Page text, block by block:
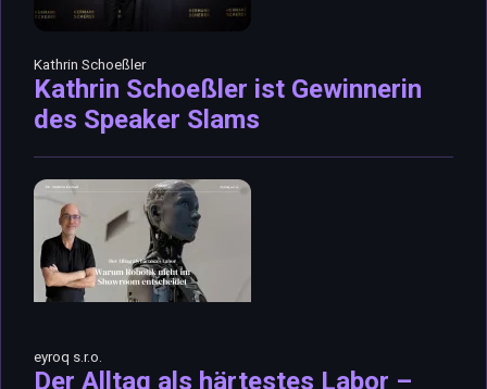
Kathrin Schoeßler
Kathrin Schoeßler ist Gewinnerin
des Speaker Slams
eyroq s.r.o.
Der Alltag als härtestes Labor –